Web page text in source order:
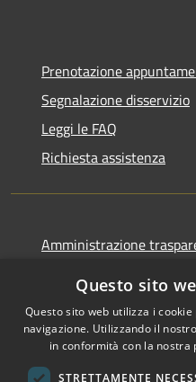
Prenotazione
Segnalazione disservizio
Leggi le FAQ
Richiesta assistenza
Amministrazione
Dichiarazione di
Questo sito
Questo sito web utilizza i
navigazione. Utilizzando il
in conformità con la nostra
STRETTAMENTE